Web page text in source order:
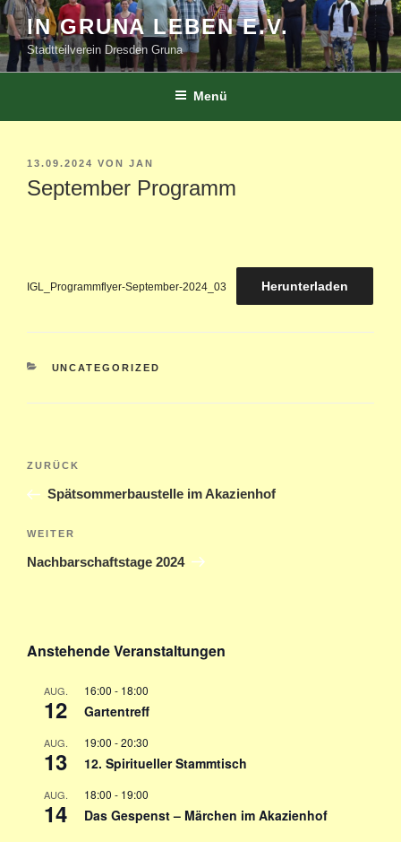
Zum
Inhalt
springen
IN GRUNA LEBEN E.V.
Stadtteilverein Dresden Gruna
Menü
VERÖFFENTLICHT
AM
13.09.2024 VON JAN
September Programm
IGL_Programmflyer-September-2024_03 Herunterladen
KATEGORIEN
UNCATEGORIZED
Beitragsnavigation
Vorheriger
Beitrag
ZURÜCK
Spätsommerbaustelle im Akazienhof
Nächster
Beitrag
WEITER
Nachbarschaftstage 2024
Anstehende Veranstaltungen
AUG.
12
16:00 - 18:00
Gartentreff
AUG.
13
19:00 -20:30
12. Spiritueller Stammtisch
AUG.
14
18:00 - 19:00
Das Gespenst – Märchen im Akazienhof